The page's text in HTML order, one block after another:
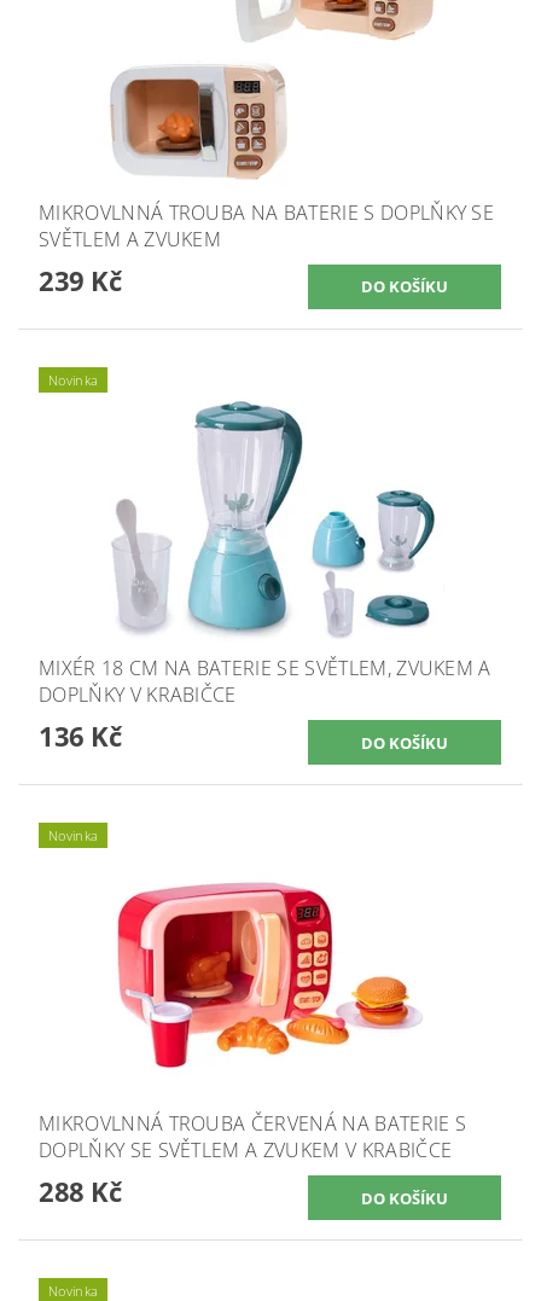
MIKROVLNNÁ TROUBA NA BATERIE S DOPLŇKY SE
SVĚTLEM A ZVUKEM
239 Kč
Novinka
MIXÉR 18 CM NA BATERIE SE SVĚTLEM, ZVUKEM A
DOPLŇKY V KRABIČCE
136 Kč
Novinka
MIKROVLNNÁ TROUBA ČERVENÁ NA BATERIE S
DOPLŇKY SE SVĚTLEM A ZVUKEM V KRABIČCE
288 Kč
Novinka